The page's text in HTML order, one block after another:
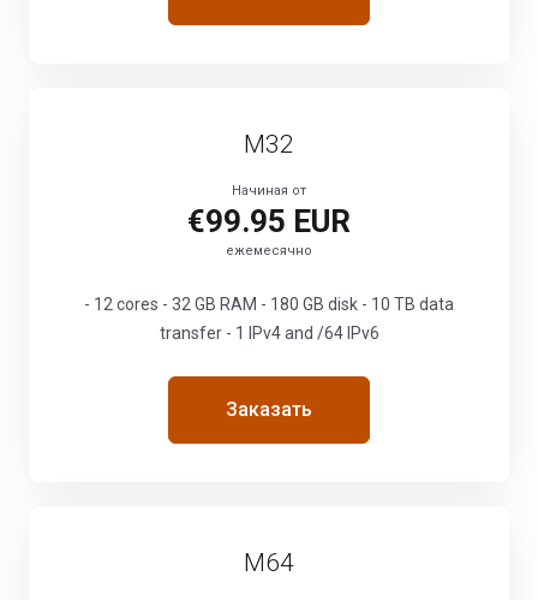
M32
Начиная от
€99.95 EUR
ежемесячно
- 12 cores - 32 GB RAM - 180 GB disk - 10 TB data
transfer - 1 IPv4 and /64 IPv6
Заказать
M64